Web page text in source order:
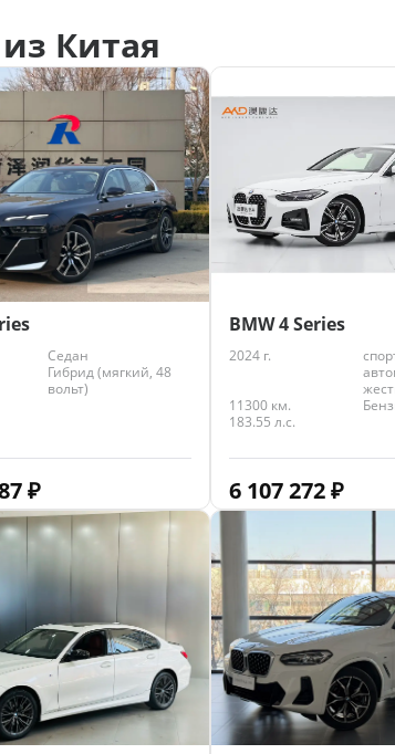
Китая
Седан
Гибрид (мягкий, 48
вольт)
₽
BMW 4 Series
2024 г.
11300 км.
183.55 л.с.
6 107 272₽